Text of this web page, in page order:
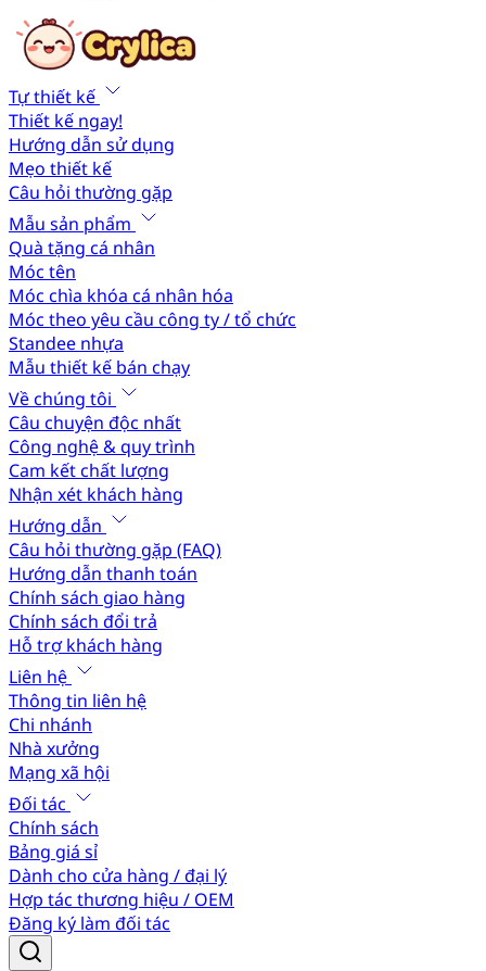
Tự thiết kế
Thiết kế ngay!
Hướng dẫn sử dụng
Mẹo thiết kế
Câu hỏi thường gặp
Mẫu sản phẩm
Quà tặng cá nhân
Móc tên
Móc chìa khóa cá nhân hóa
Móc theo yêu cầu công ty / tổ chức
Standee nhựa
Mẫu thiết kế bán chạy
Về chúng tôi
Câu chuyện độc nhất
Công nghệ & quy trình
Cam kết chất lượng
Nhận xét khách hàng
Hướng dẫn
Câu hỏi thường gặp (FAQ)
Hướng dẫn thanh toán
Chính sách giao hàng
Chính sách đổi trả
Hỗ trợ khách hàng
Liên hệ
Thông tin liên hệ
Chi nhánh
Nhà xưởng
Mạng xã hội
Đối tác
Chính sách
Bảng giá sỉ
Dành cho cửa hàng / đại lý
Hợp tác thương hiệu / OEM
Đăng ký làm đối tác